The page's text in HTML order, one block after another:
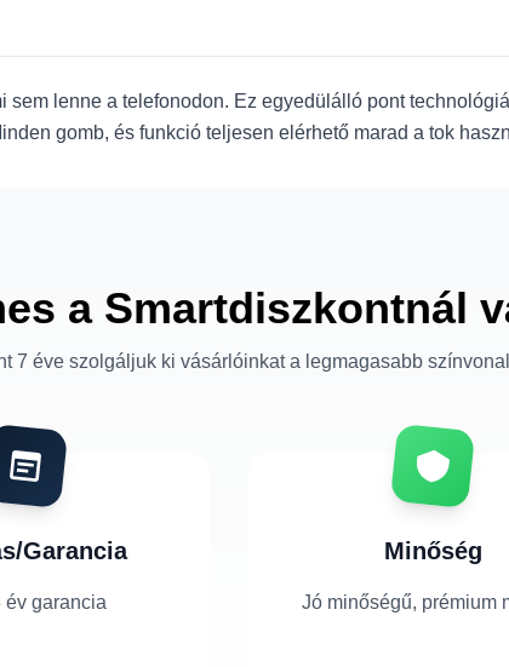
lenne a telefonodon. Ez egyedülálló pont
gomb, és funkció teljesen elérhető marad a tok
a Smartdiszkontnál
7 éve szolgáljuk ki vásárlóinkat a legmagasabb
Garancia
év garancia
Minőség
Jó minőségű, prémium